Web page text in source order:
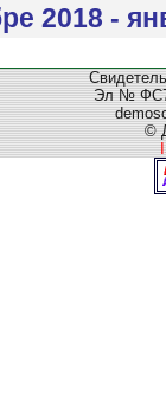
2018 -
Эл №
©